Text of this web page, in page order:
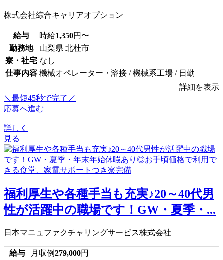
株式会社綜合キャリアオプション
給与 時給1,350円〜
勤務地
山梨県 北杜市
寮・社宅 なし
仕事内容 機械オペレーター・溶接 / 機械系工場 / 日勤
詳細を表示
＼最短45秒で完了／
応募へ進む
詳しく
見る
福利厚生や各種手当も充実♪20～40代男
性が活躍中の職場です！GW・夏季・...
日本マニュファクチャリングサービス株式会社
給与 月収例279,000円